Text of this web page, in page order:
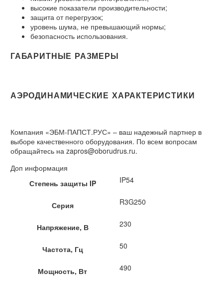
высокие показатели производительности;
защита от перегрузок;
уровень шума, не превышающий нормы;
безопасность использования.
ГАБАРИТНЫЕ РАЗМЕРЫ
АЭРОДИНАМИЧЕСКИЕ ХАРАКТЕРИСТИКИ
Компания «ЭБМ-ПАПСТ.РУС» – ваш надежный партнер в
выборе качественного оборудования. По всем вопросам
обращайтесь на zapros@oborudrus.ru.
Доп информация
Степень защиты IP
IP54
Серия R3G250
Напряжение, В 230
Частота, Гц 50
Мощность, Вт 490